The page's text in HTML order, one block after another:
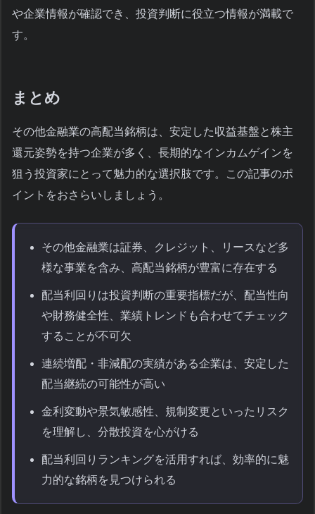
や企業情報が確認でき、投資判断に役立つ情報が満載で
す。
まとめ
その他金融業の高配当銘柄は、安定した収益基盤と株主
還元姿勢を持つ企業が多く、長期的なインカムゲインを
狙う投資家にとって魅力的な選択肢です。この記事のポ
イントをおさらいしましょう。
その他金融業は証券、クレジット、リースなど多
様な事業を含み、高配当銘柄が豊富に存在する
配当利回りは投資判断の重要指標だが、配当性向
や財務健全性、業績トレンドも合わせてチェック
することが不可欠
連続増配・非減配の実績がある企業は、安定した
配当継続の可能性が高い
金利変動や景気敏感性、規制変更といったリスク
を理解し、分散投資を心がける
配当利回りランキングを活用すれば、効率的に魅
力的な銘柄を見つけられる